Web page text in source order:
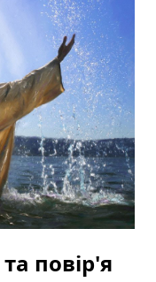
повір'я